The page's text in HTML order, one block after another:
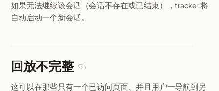
如果无法继续该会话（会话不存在或已结束），tracker 将
自动启动一个新会话。
回放不完整
这可以在那些只有一个已访问页面、并且用户一导航到另